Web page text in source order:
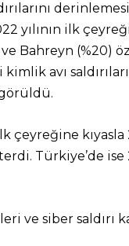
yılının ilk
Bahreyn (%20)
avı
çeyreğine kıyasla
Türkiye’de
ve siber